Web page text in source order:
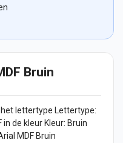
Bruin
het lettertype Lettertype:
de kleur Kleur: Bruin
MDF Bruin